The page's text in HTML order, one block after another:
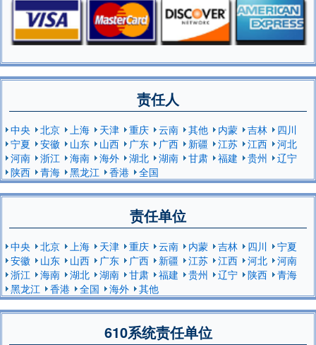
责任人
中央 北京 上海 天津 重庆 云南 其他 内蒙 吉林
四川
宁夏
安徽 山东 山西 广东 广西 新疆 江苏 江西
河北
河南
浙江 海南 海外 湖北 湖南 甘肃 福建 贵州
辽宁
陕西
青海 黑龙江 香港 全国
责任单位
中央 北京 上海 天津 重庆 云南 内蒙 吉林 四川
宁夏
安徽
山东 山西 广东 广西 新疆 江苏 江西 河北
河南
浙江
海南 湖北 湖南 甘肃 福建 贵州 辽宁 陕西
青海
黑龙江
香港 全国 海外 其他
610系统责任单位